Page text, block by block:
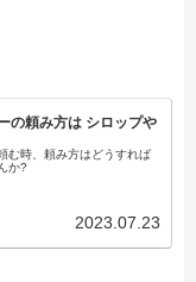
の頼み方は シロップや
む時、頼み方はどうすれば
か?
2023.07.23